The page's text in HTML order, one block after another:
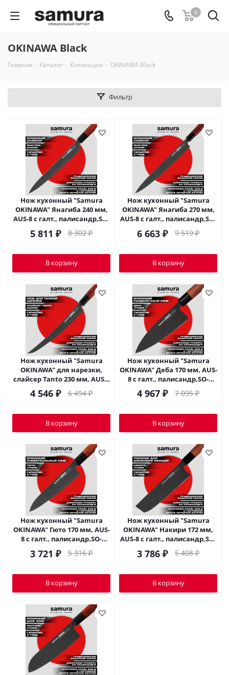
0
OKINAWA Black
Главная - Каталог - Коллекции - OKINAWA Black
Фильтр
Нож кухонный "Samura
OKINAWA" Янагиба 240 мм,
AUS-8 с галт., палисандр,SO-
0110B
5 811 ₽ 8 302₽
В корзину
Нож кухонный "Samura
OKINAWA" Янагиба 270 мм,
AUS-8 с галт., палисандр,SO-
0111B
6 663 ₽ 9 519₽
В корзину
Нож кухонный "Samura
OKINAWA" для нарезки,
слайсер Tanto 230 мм, AUS-8
с галт, палисандр,SO-0146BT
4 546 ₽ 6 494₽
В корзину
Нож кухонный "Samura
OKINAWA" Деба 170 мм, AUS-
8 с галт., палисандр,SO-
0129B
4 967 ₽ 7 095₽
В корзину
Нож кухонный "Samura
OKINAWA" Гюто 170 мм, AUS-
8 с галт., палисандр,SO-
0185B
3 721 ₽ 5 316₽
В корзину
Нож кухонный "Samura
OKINAWA" Накири 172 мм,
AUS-8 с галт., палисандр,SO-
0174B
3 786 ₽ 5 408₽
В корзину